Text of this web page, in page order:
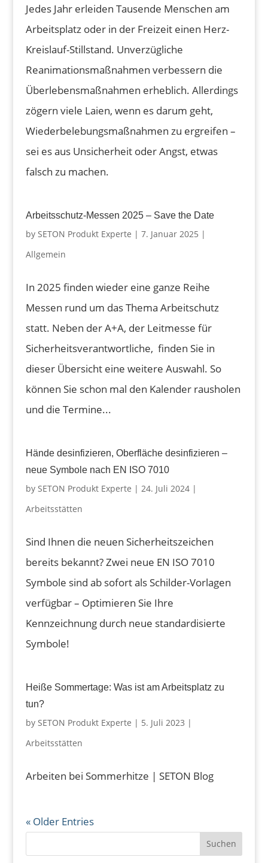
Jedes Jahr erleiden Tausende Menschen am
Arbeitsplatz oder in der Freizeit einen Herz-
Kreislauf-Stillstand. Unverzügliche
Reanimationsmaßnahmen verbessern die
Überlebensmaßnahmen erheblich. Allerdings
zögern viele Laien, wenn es darum geht,
Wiederbelebungsmaßnahmen zu ergreifen –
sei es aus Unsicherheit oder Angst, etwas
falsch zu machen.
Arbeitsschutz-Messen 2025 – Save the Date
by SETON Produkt Experte | 7. Januar 2025 |
Allgemein
In 2025 finden wieder eine ganze Reihe
Messen rund um das Thema Arbeitschutz
statt. Neben der A+A, der Leitmesse für
Sicherheitsverantwortliche, finden Sie in
dieser Übersicht eine weitere Auswahl. So
können Sie schon mal den Kalender rausholen
und die Termine...
Hände desinfizieren, Oberfläche desinfizieren –
neue Symbole nach EN ISO 7010
by SETON Produkt Experte | 24. Juli 2024|
Arbeitsstätten
Sind Ihnen die neuen Sicherheitszeichen
bereits bekannt? Zwei neue EN ISO 7010
Symbole sind ab sofort als Schilder-Vorlagen
verfügbar – Optimieren Sie Ihre
Kennzeichnung durch neue standardisierte
Symbole!
Heiße Sommertage: Was ist am Arbeitsplatz zu
tun?
by SETON Produkt Experte | 5. Juli 2023 |
Arbeitsstätten
Arbeiten bei Sommerhitze | SETON Blog
« Older Entries